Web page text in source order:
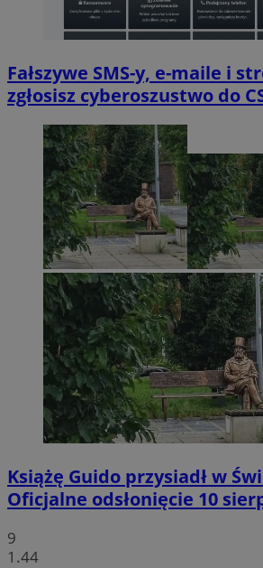
Fałszywe SMS-y, e-maile i
zgłosisz cyberoszustwo do
Książę Guido przysiadł w
Oficjalne odsłonięcie 10
9
1.44